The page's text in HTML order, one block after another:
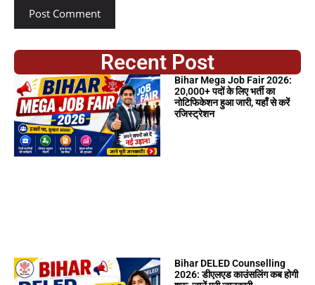
Recent Post
Bihar Mega Job Fair 2026:
20,000+ पदों के लिए भर्ती का
नोटिफिकेशन हुआ जारी, यहाँ से करें
रजिस्ट्रेशन
Bihar DELED Counselling
2026: डीएलएड काउंसलिंग कब होगी